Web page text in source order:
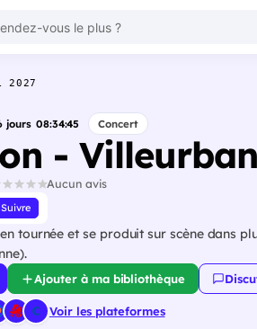
2027
jours 08:34:44 Concert
-
Aucun avis
Suivre
tournée et se produit sur scène dans
Ajouter à ma bibliothèque
Voir les plateformes